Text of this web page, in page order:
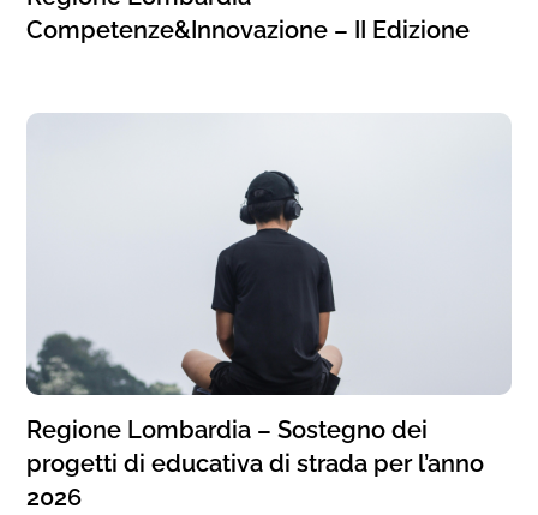
Competenze&Innovazione – II Edizione
Regione Lombardia – Sostegno dei
progetti di educativa di strada per l’anno
2026